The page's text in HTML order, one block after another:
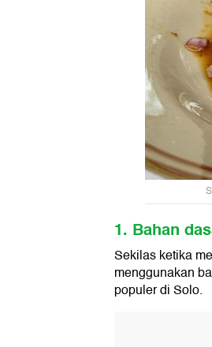
1. Bahan
Sekilas ketika
menggunakan
populer di Solo.